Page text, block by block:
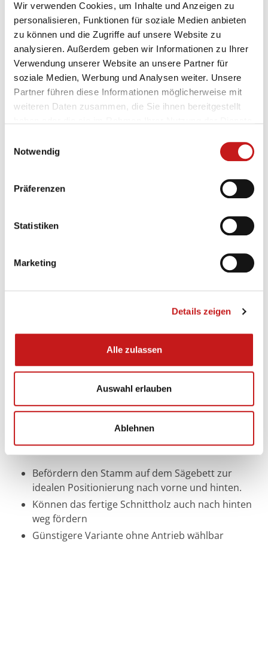
Wir verwenden Cookies, um Inhalte und Anzeigen zu
personalisieren, Funktionen für soziale Medien anbieten
zu können und die Zugriffe auf unsere Website zu
analysieren. Außerdem geben wir Informationen zu Ihrer
Verwendung unserer Website an unsere Partner für
soziale Medien, Werbung und Analysen weiter. Unsere
Partner führen diese Informationen möglicherweise mit
weiteren Daten zusammen, die Sie ihnen bereitgestellt
Notwendig
Präferenzen
Statistiken
Marketing
Details zeigen
Alle zulassen
Auswahl erlauben
Ablehnen
Klemmdreher / Stammhalter
Besonders flexibel auch bei Sonderschnitten wie
Ideal in Kombination mit dem Stammhalter, der
Stammrollen
Befördern den Stamm auf dem Sägebett zur
idealen Positionierung nach vorne und hinten.
Können das fertige Schnittholz auch nach hinten
weg fördern
Günstigere Variante ohne Antrieb wählbar